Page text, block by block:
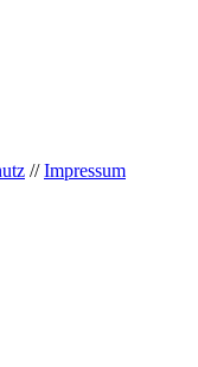
//Impressum